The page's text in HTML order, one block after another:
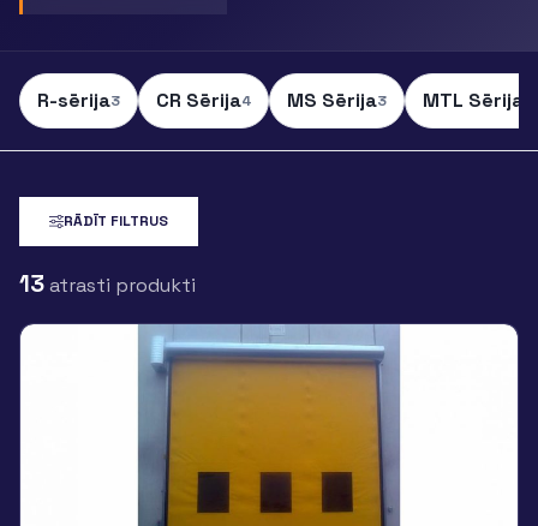
R-sērija3 CR Sērija4 MS Sērija3 MTL Sērija
RĀDĪT FILTRUS
13atrasti produkti